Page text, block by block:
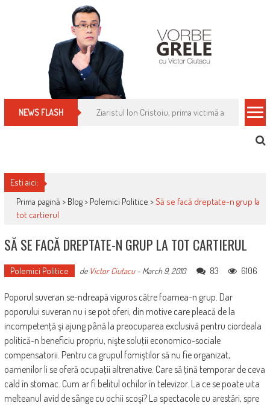
NEWS FLASH Cum îți schimbi, rapid, gratuit și eficient,
Esti aici:
Prima pagină > Blog> Polemici Politice >Să se facă dreptate-n grup la
tot cartierul
SĂ SE FACĂ DREPTATE-N GRUP LA TOT CARTIERUL
Polemici Politice de Victor Ciutacu- March 9, 2010 83 6106
Poporul suveran se-ndreapă viguros către foamea-n grup. Dar
poporului suveran nu i se pot oferi, din motive care pleacă de la
incompetenţă şi ajung până la preocuparea exclusivă pentru ciordeala
politică-n beneficiu propriu, nişte soluţii economico-sociale
compensatorii. Pentru ca grupul fomiştilor să nu fie organizat,
oamenilor li se oferă ocupaţii altrenative. Care să ţină temporar de ceva
cald în stomac. Cum ar fi belitul ochilor în televizor. La ce se poate uita
melteanul avid de sânge cu ochii scoşi? La spectacole cu arestări, spre